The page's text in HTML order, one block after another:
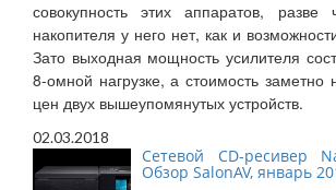
совокупность этих аппаратов, разве
накопителя у него нет, как и
Зато выходная мощность усилителя
8-омной нагрузке, а стоимость
цен двух вышеупомянутых устройств.
02.03.2018
Сетевой CD-ресивер
Обзор SalonAV, январь